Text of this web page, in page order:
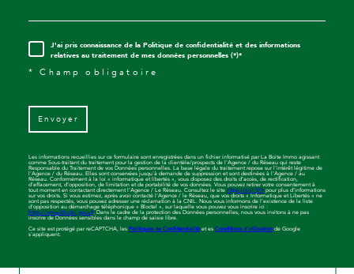
J'ai pris connaissance de la Politique de confidentialité et des informations
relatives au traitement de mes données personnelles (*)*
* Champ obligatoire
Envoyer
Les informations recueillies sur ce formulaire sont enregistrées dans un fichier informatisé par La Boite Immo agissant
comme Sous-traitant du traitement pour la gestion de la clientèle/prospects de l'Agence / du Réseau qui reste
Responsable du Traitement de vos Données personnelles. La base légale du traitement repose sur l'intérêt légitime de
l'Agence / du Réseau. Elles sont conservées jusqu'à demande de suppression et sont destinées à l'Agence / au
Réseau. Conformément à la loi « informatique et libertés », vous disposez des droits d’accès, de rectification,
d’effacement, d’opposition, de limitation et de portabilité de vos données. Vous pouvez retirer votre consentement à
tout moment en contactant directement l’Agence / Le Réseau. Consultez le site https://cnil.fr/fr pour plus d’informations
sur vos droits. Si vous estimez, après avoir contacté l'Agence / le Réseau, que vos droits « Informatique et Libertés » ne
sont pas respectés, vous pouvez adresser une réclamation à la CNIL. Nous vous informons de l’existence de la liste
d'opposition au démarchage téléphonique « Bloctel », sur laquelle vous pouvez vous inscrire ici :
https://www.bloctel.gouv.fr. Dans le cadre de la protection des Données personnelles, nous vous invitons à ne pas
inscrire de Données sensibles dans le champ de saisie libre.
Ce site est protégé par reCAPTCHA, les Politiques de Confidentialité et es Conditions d'utilisation de Google
s'appliquent.